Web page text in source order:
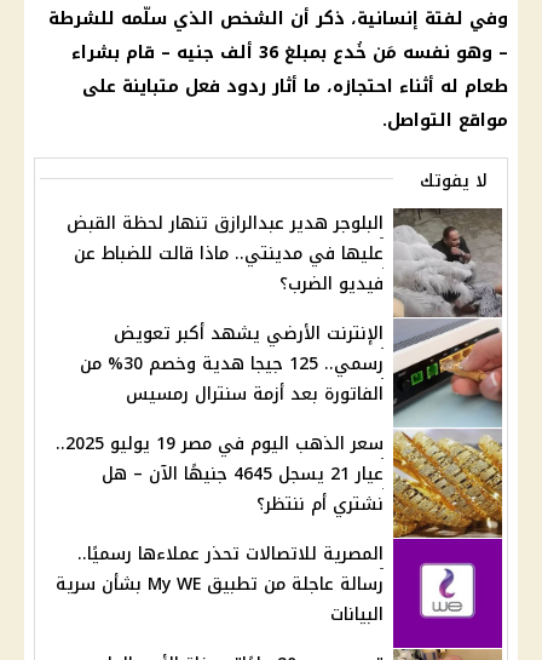
وفي لفتة إنسانية، ذكر أن الشخص الذي سلّمه للشرطة
– وهو نفسه مَن خُدع بمبلغ 36 ألف جنيه – قام بشراء
طعام له أثناء احتجازه، ما أثار ردود فعل متباينة على
مواقع التواصل.
لا يفوتك
البلوجر هدير عبدالرازق تنهار لحظة القبض
عليها في مدينتي.. ماذا قالت للضباط عن
فيديو الضرب؟
الإنترنت الأرضي يشهد أكبر تعويض
رسمي.. 125 جيجا هدية وخصم 30% من
الفاتورة بعد أزمة سنترال رمسيس
سعر الذهب اليوم في مصر 19 يوليو 2025..
عيار 21 يسجل 4645 جنيهًا الآن – هل
نشتري أم ننتظر؟
المصرية للاتصالات تحذر عملاءها رسميًا..
رسالة عاجلة من تطبيق My WE بشأن سرية
البيانات